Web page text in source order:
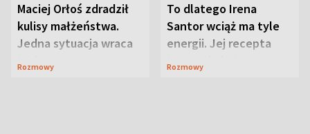
Maciej Orłoś zdradził
kulisy małżeństwa.
Jedna sytuacja wraca
jak bumerang
Rozmowy
To dlatego Irena
Santor wciąż ma tyle
energii. Jej recepta
jest zaskakująco
Rozmowy